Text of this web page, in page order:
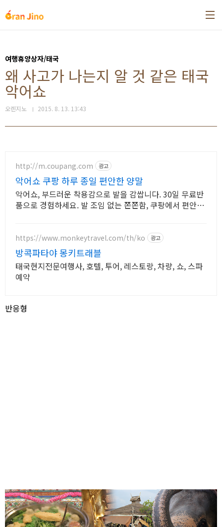
여행휴양상자/태국
왜 사고가 나는지 알 것 같은 태국
악어쇼
오렌지노 2015. 8. 13. 13:43
http://m.coupang.com 광고
악어쇼 쿠팡 하루 종일 편안한 양말
악어쇼, 부드러운 착용감으로 발을 감쌉니다. 30일 무료반
품으로 경험하세요. 발 조임 없는 쫀쫀함, 쿠팡에서 편안함
https://www.monkeytravel.com/th/ko 광고
방콕파타야 몽키트래블
태국현지전문여행사, 호텔, 투어, 레스토랑, 차량, 쇼, 스파
예약
반응형